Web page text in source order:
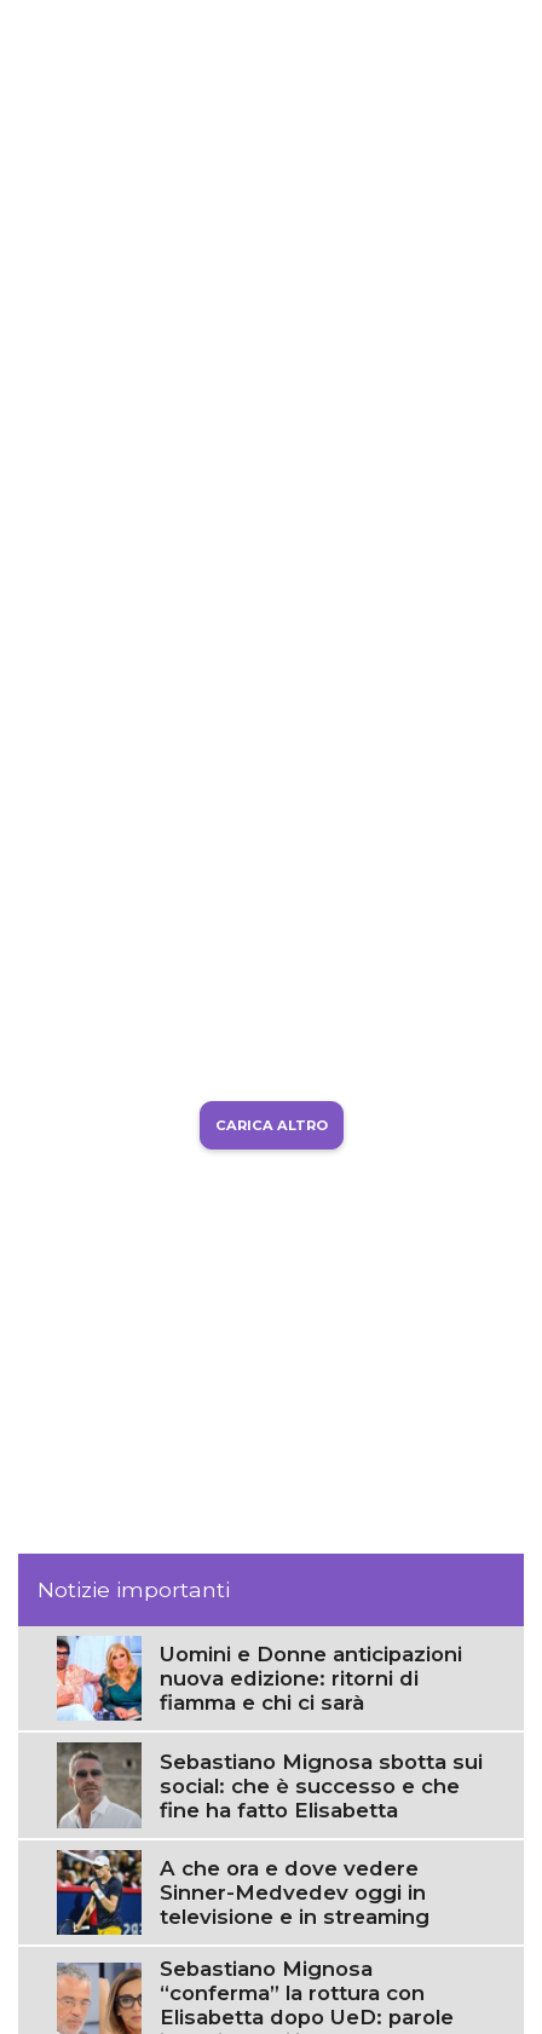
CARICA ALTRO
Notizie importanti
Uomini e Donne anticipazioni
nuova edizione: ritorni di
fiamma e chi ci sarà
Sebastiano Mignosa sbotta sui
social: che è successo e che
fine ha fatto Elisabetta
A che ora e dove vedere
Sinner-Medvedev oggi in
televisione e in streaming
Sebastiano Mignosa
“conferma” la rottura con
Elisabetta dopo UeD: parole